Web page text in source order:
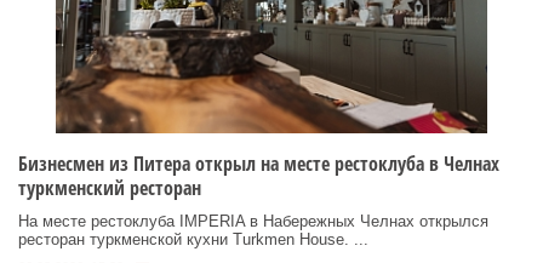
Бизнесмен из Питера открыл на месте рестоклуба в Челнах
туркменский ресторан
На месте рестоклуба IMPERIA в Набережных Челнах открылся
ресторан туркменской кухни Turkmen House. ...